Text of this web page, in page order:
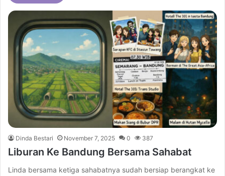
Dinda Bestari November 7, 2025 0 387
Liburan Ke Bandung Bersama Sahabat
Linda bersama ketiga sahabatnya sudah bersiap berangkat ke